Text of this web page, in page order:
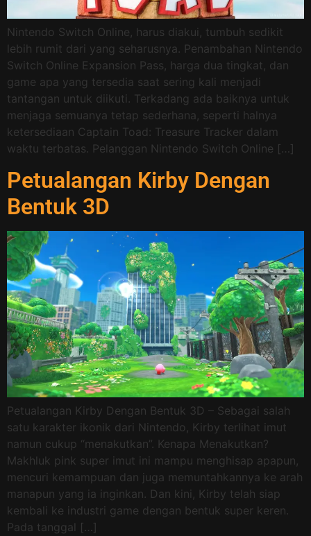
Nintendo Switch Online, harus diakui, tumbuh sedikit
lebih rumit dari yang seharusnya. Penambahan Nintendo
Switch Online Expansion Pass, harga dua tingkat, dan
game apa yang tersedia saat sering kali menjadi
tantangan untuk diikuti. Terkadang ada baiknya untuk
menjaga semuanya tetap sederhana, seperti halnya
ketersediaan Captain Toad: Treasure Tracker dalam
waktu terbatas. Pelanggan Nintendo Switch Online […]
Petualangan Kirby Dengan
Bentuk 3D
Petualangan Kirby Dengan Bentuk 3D – Sebagai salah
satu karakter ikonik dari Nintendo, Kirby terlihat imut
namun cukup “menakutkan”. Kenapa Menakutkan?
Makhluk pink super imut ini mampu menghisap apapun,
mencuri kemampuan dan juga memuntahkannya ke arah
manapun yang ia inginkan. Dan kini, Kirby telah siap
kembali ke industri game dengan bentuk super keren.
Pada tanggal […]